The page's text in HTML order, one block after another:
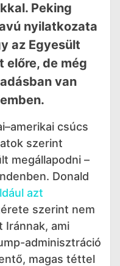
Peking
nyilatkozata
az Egyesült
előre, de még
van
csúcs
szerint
megállapodni –
Donald
azt
szerint nem
Iránnak, ami
adminisztráció
magas téttel